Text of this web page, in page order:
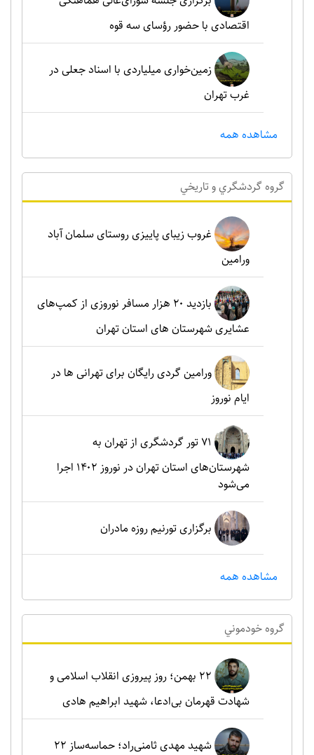
اقتصادی با حضور رؤسای سه قوه
زمین‌خواری میلیاردی با اسناد جعلی در
غرب تهران
مشاهده همه
گروه گردشگري و تاريخي
غروب زیبای پاییزی روستای سلمان آباد
ورامین
بازدید ۲۰ هزار مسافر نوروزی از کمپ‌های
عشایری شهرستان های استان تهران
ورامین گردی رایگان برای تهرانی ها در
ایام نوروز
۷۱ تور گردشگری از تهران به
شهرستان‌های استان تهران در نوروز ۱۴۰۲ اجرا
می‌شود
برگزاری تورنیم روزه مادران
مشاهده همه
گروه خودموني
۲۲ بهمن؛ روز پیروزی انقلاب اسلامی و
شهادت قهرمان بی‌ادعا، شهید ابراهیم هادی
شهید مهدی ثامنی‌راد؛ حماسه‌ساز ۲۲